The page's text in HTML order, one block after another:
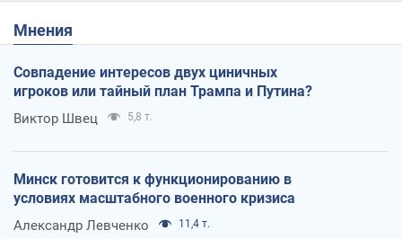
Мнения
Совпадение интересов двух циничных
игроков или тайный план Трампа и Путина?
Виктор Швец 5,8 т.
Минск готовится к функционированию в
условиях масштабного военного кризиса
Александр Левченко 11,4 т.